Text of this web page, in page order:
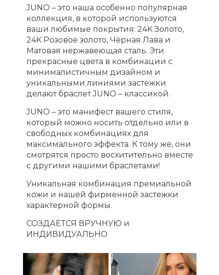
JUNO – это наша особенно популярная
коллекция, в которой используются
ваши любимые покрытия: 24K Золото,
24K Розовое золото, Чёрная Лава и
Матовая нержавеющая сталь. Эти
прекрасные цвета в комбинации с
минималистичным дизайном и
уникальными линиями застёжки
делают браслет JUNO – классикой.
JUNO – это манифест вашего стиля,
который можно носить отдельно или в
свободных комбинациях для
максимального эффекта. К тому же, они
смотрятся просто восхитительно вместе
с другими нашими браслетами!
Уникальная комбинация премиальной
кожи и нашей фирменной застежки
характерной формы.
СОЗДАЁТСЯ ВРУЧНУЮ и
ИНДИВИДУАЛЬНО